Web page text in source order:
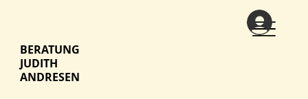
BERATUNG
JUDITH
ANDRESEN